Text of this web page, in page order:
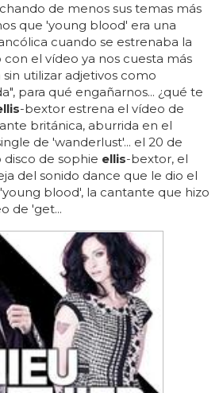
de menos sus temas más
que 'young blood' era una
cuando se estrenaba la
el vídeo ya nos cuesta más
utilizar adjetivos como
para qué engañarnos... ¿qué te
-bextor estrena el vídeo de
británica, aburrida en el
de 'wanderlust'... el 20 de
disco de sophie ellis-bextor, el
del sonido dance que le dio el
blood', la cantante que hizo
de 'get...